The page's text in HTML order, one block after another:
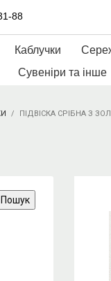
88
Каблучки
Сувеніри та інше
ПІДВІСКА СРІБНА З